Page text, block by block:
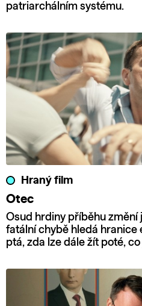
patriarchálním systému.
Hraný film
Otec
Osud hrdiny příběhu změní
fatální chybě hledá hranice
ptá, zda lze dále žít poté,